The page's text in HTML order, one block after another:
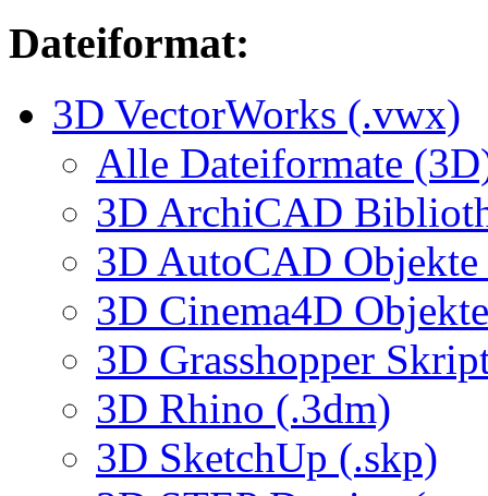
Dateiformat:
3D VectorWorks (.vwx)
Alle Dateiformate
3D ArchiCAD
3D AutoCAD
3D Cinema4D
3D Grasshopper
3D Rhino (.3dm)
3D SketchUp (.skp)